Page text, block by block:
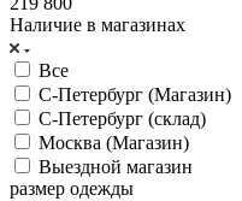
Наличие в магазинах
Все
С-Петербург (Магазин)
С-Петербург (склад)
Москва (Магазин)
Выездной магазин
размер одежды